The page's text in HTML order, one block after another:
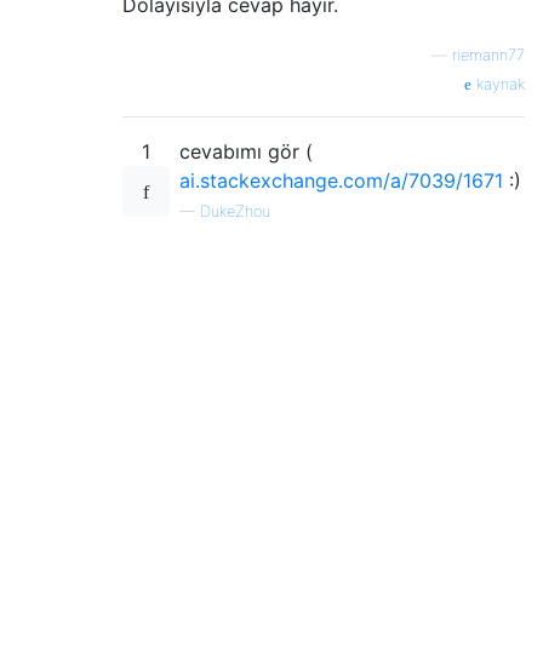
riemann77
kaynak
1
cevabımı gör (
ai.stackexchange.com/a/7039/1671 :)
— DukeZhou